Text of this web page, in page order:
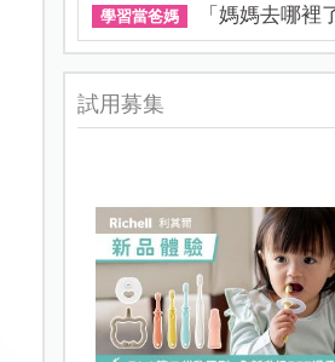
學習當爸媽 「媽媽去哪裡了
試用募集